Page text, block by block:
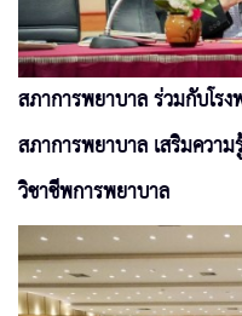
สภาการพยาบาล ร่วมกับโร
สภาการพยาบาล เสริมควา
วิชาชีพการพยาบาล